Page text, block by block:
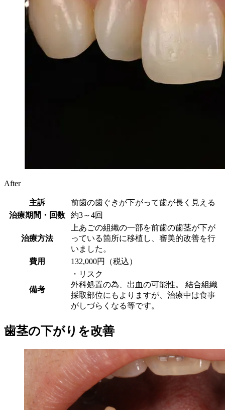
After
主訴
前歯の歯ぐきが下がって歯が長く見える
治療期間・回数
約3～4回
治療方法
上あごの組織の一部を前歯の歯茎が下が
っている箇所に移植し、審美的改善を行
いました。
費用
132,000円（税込）
備考
・リスク
外科処置の為、出血の可能性。 結合組織
採取部位にもよりますが、治療中は食事
がしづらくなる等です。
歯茎の下がりを改善